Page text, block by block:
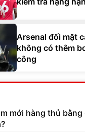
Arsenal đối mặt
không có thêm
công
mới hàng thủ